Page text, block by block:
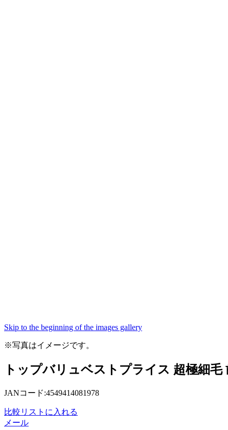
Skip to the beginning of the images gallery
※写真はイメージです。
トップバリュベストプライス 超極細
JANコード:4549414081978
比較リストに入れる
メール